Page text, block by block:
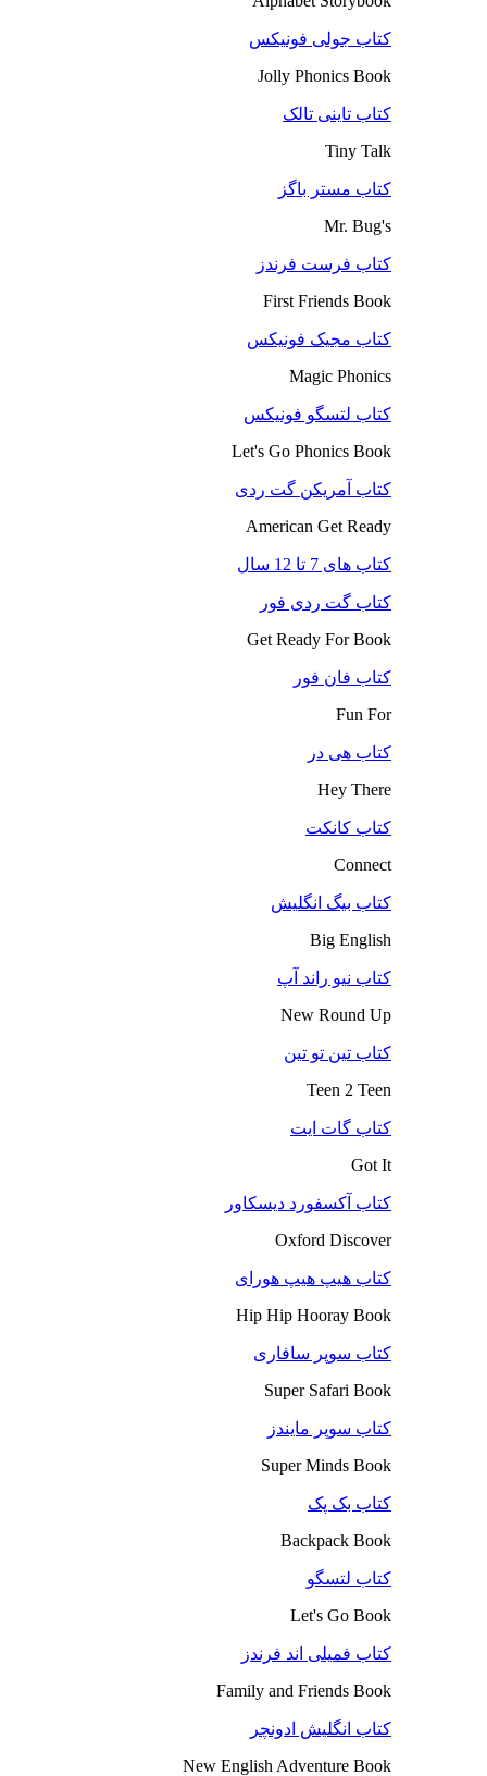
کتاب جولی فونیکس
Jolly Phonics Book
کتاب تاینی تالک
Tiny Talk
کتاب مستر باگز
Mr. Bug's
کتاب فرست فرندز
First Friends Book
کتاب مجیک فونیکس
Magic Phonics
کتاب لتسگو فونیکس
Let's Go Phonics Book
کتاب آمریکن گت ردی
American Get Ready
کتاب های 7 تا 12 سال
کتاب گت ردی فور
Get Ready For Book
کتاب فان فور
Fun For
کتاب هی در
Hey There
کتاب کانکت
Connect
کتاب بیگ انگلیش
Big English
کتاب نیو راند آپ
New Round Up
کتاب تین تو تین
Teen 2 Teen
کتاب گات ایت
Got It
کتاب آکسفورد دیسکاور
Oxford Discover
کتاب هیپ هیپ هورای
Hip Hip Hooray Book
کتاب سوپر سافاری
Super Safari Book
کتاب سوپر مایندز
Super Minds Book
کتاب بک پک
Backpack Book
کتاب لتسگو
Let's Go Book
کتاب فمیلی اند فرندز
Family and Friends Book
کتاب انگلیش ادونچر
New English Adventure Book